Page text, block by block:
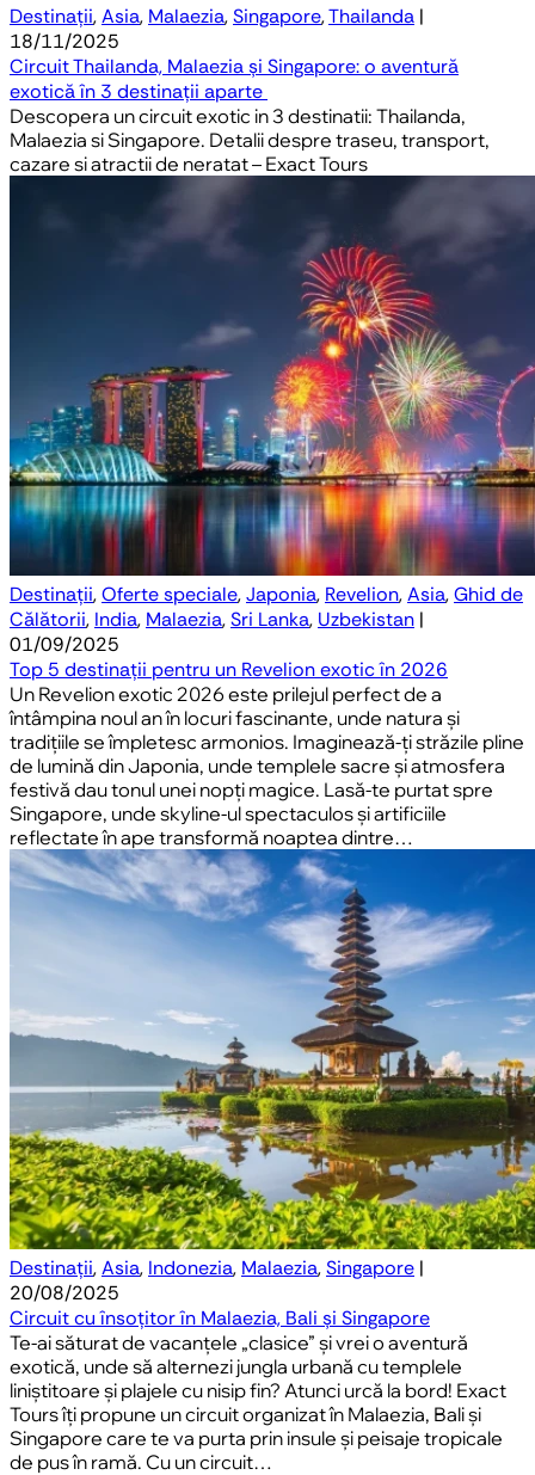
Destinații,Asia, Malaezia,Singapore,Thailanda |
18/11/2025
Circuit Thailanda, Malaezia și Singapore: o aventură
exotică în 3 destinații aparte
Descopera un circuit exotic in 3 destinatii: Thailanda,
Malaezia si Singapore. Detalii despre traseu, transport,
cazare si atractii de neratat – Exact Tours
Destinații,Oferte speciale,Japonia, Revelion,Asia,Ghid de
Călătorii, India, Malaezia,Sri Lanka, Uzbekistan |
01/09/2025
Top 5 destinații pentru un Revelion exotic în 2026
Un Revelion exotic 2026 este prilejul perfect de a
întâmpina noul an în locuri fascinante, unde natura și
tradițiile se împletesc armonios. Imaginează-ți străzile pline
de lumină din Japonia, unde templele sacre și atmosfera
festivă dau tonul unei nopți magice. Lasă-te purtat spre
Singapore, unde skyline-ul spectaculos și artificiile
reflectate în ape transformă noaptea dintre…
Destinații,Asia, Indonezia, Malaezia,Singapore |
20/08/2025
Circuit cu însoțitor în Malaezia, Bali și Singapore
Te-ai săturat de vacanțele „clasice” și vrei o aventură
exotică, unde să alternezi jungla urbană cu templele
liniștitoare și plajele cu nisip fin? Atunci urcă la bord! Exact
Tours îți propune un circuit organizat în Malaezia, Bali și
Singapore care te va purta prin insule și peisaje tropicale
de pus în ramă. Cu un circuit…